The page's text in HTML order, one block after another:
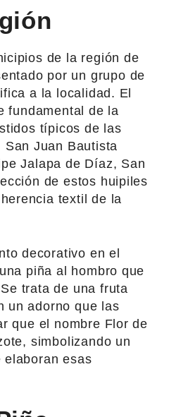
de la región de
por un grupo de
a la localidad. El
fundamental de la
típicos de las
Juan Bautista
Jalapa de Díaz, San
de estos huipiles
textil de la
decorativo en el
piña al hombro que
trata de una fruta
un adorno que las
que el nombre Flor de
simbolizando un
elaboran esas